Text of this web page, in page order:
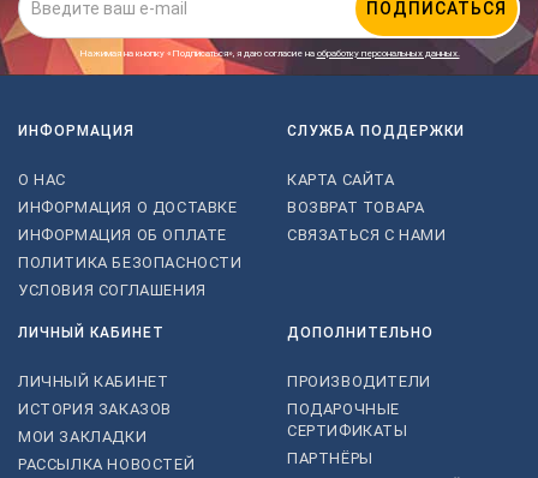
ПОДПИСАТЬСЯ
Нажимая на кнопку «Подписаться», я даю cогласие на обработку персональных данных.
ИНФОРМАЦИЯ
О НАС
ИНФОРМАЦИЯ О ДОСТАВКЕ
ИНФОРМАЦИЯ ОБ ОПЛАТЕ
ПОЛИТИКА БЕЗОПАСНОСТИ
УСЛОВИЯ СОГЛАШЕНИЯ
СЛУЖБА ПОДДЕРЖКИ
КАРТА САЙТА
ВОЗВРАТ ТОВАРА
СВЯЗАТЬСЯ С НАМИ
ЛИЧНЫЙ КАБИНЕТ
ЛИЧНЫЙ КАБИНЕТ
ИСТОРИЯ ЗАКАЗОВ
МОИ ЗАКЛАДКИ
РАССЫЛКА НОВОСТЕЙ
ДОПОЛНИТЕЛЬНО
ПРОИЗВОДИТЕЛИ
ПОДАРОЧНЫЕ
СЕРТИФИКАТЫ
ПАРТНЁРЫ